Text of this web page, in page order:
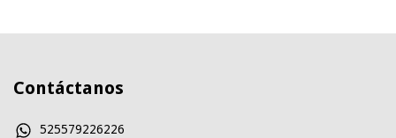
Contáctanos
525579226226